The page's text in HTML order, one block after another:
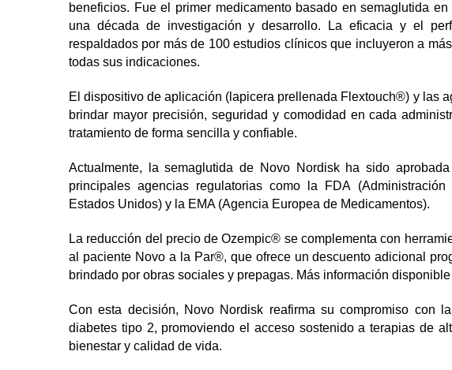
beneficios. Fue el primer medicamento basado en semaglutida
una década de investigación y desarrollo. La eficacia y el
respaldados por más de 100 estudios clínicos que incluyeron a
todas sus indicaciones.
El dispositivo de aplicación (lapicera prellenada Flextouch®) y las
brindar mayor precisión, seguridad y comodidad en cada
tratamiento de forma sencilla y confiable.
Actualmente, la semaglutida de Novo Nordisk ha sido
principales agencias regulatorias como la FDA
Estados Unidos) y la EMA (Agencia Europea de Medicamentos).
La reducción del precio de Ozempic® se complementa con
al paciente Novo a la Par®, que ofrece un descuento adicional
brindado por obras sociales y prepagas. Más información disponible
Con esta decisión, Novo Nordisk reafirma su compromiso con
diabetes tipo 2, promoviendo el acceso sostenido a terapias de
bienestar y calidad de vida.